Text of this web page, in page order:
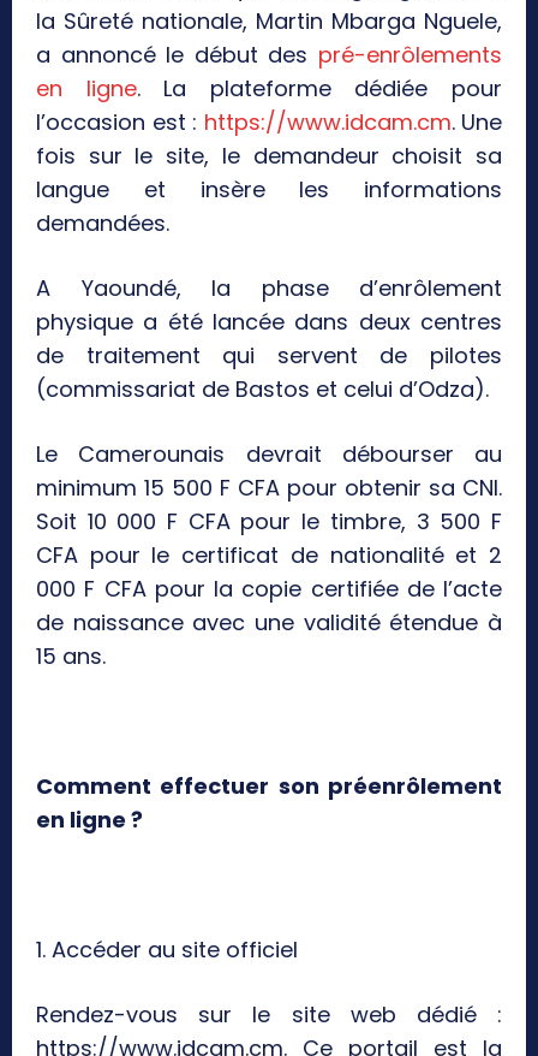
la Sûreté nationale, Martin Mbarga Nguele,
a annoncé le début des pré-enrôlements
en ligne. La plateforme dédiée pour
l’occasion est : https://www.idcam.cm. Une
fois sur le site, le demandeur choisit sa
langue et insère les informations
demandées.
A Yaoundé, la phase d’enrôlement
physique a été lancée dans deux centres
de traitement qui servent de pilotes
(commissariat de Bastos et celui d’Odza).
Le Camerounais devrait débourser au
minimum 15 500 F CFA pour obtenir sa CNI.
Soit 10 000 F CFA pour le timbre, 3 500 F
CFA pour le certificat de nationalité et 2
000 F CFA pour la copie certifiée de l’acte
de naissance avec une validité étendue à
15 ans.
Comment effectuer son préenrôlement
en ligne ?
1. Accéder au site officiel
Rendez-vous sur le site web dédié :
https://www.idcam.cm. Ce portail est la